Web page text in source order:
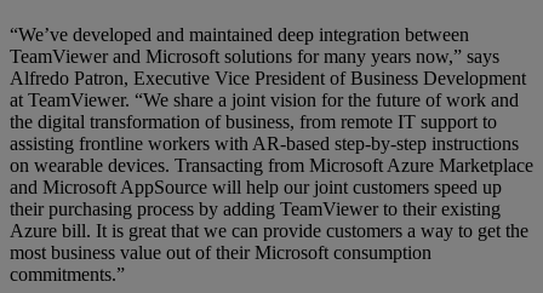
“We’ve developed and maintained deep integration between
TeamViewer and Microsoft solutions for many years now,” says
Alfredo Patron, Executive Vice President of Business Development
at TeamViewer. “We share a joint vision for the future of work and
the digital transformation of business, from remote IT support to
assisting frontline workers with AR-based step-by-step instructions
on wearable devices. Transacting from Microsoft Azure Marketplace
and Microsoft AppSource will help our joint customers speed up
their purchasing process by adding TeamViewer to their existing
Azure bill. It is great that we can provide customers a way to get the
most business value out of their Microsoft consumption
commitments.”